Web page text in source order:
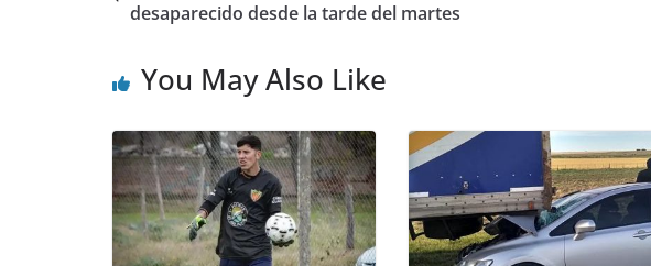
desaparecido desde la tarde del martes
You May Also Like